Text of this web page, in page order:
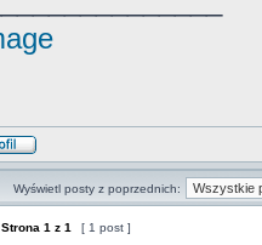
Wyświetl posty z poprzednich:
Strona 1 z 1 [ 1 post ]